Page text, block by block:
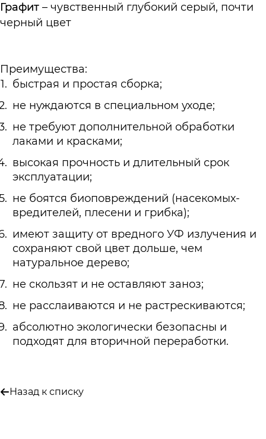
Графит – чувственный глубокий серый, почти
черный цвет
Преимущества:
быстрая и простая сборка;
не нуждаются в специальном уходе;
не требуют дополнительной обработки
лаками и красками;
высокая прочность и длительный срок
эксплуатации;
не боятся биоповреждений (насекомых-
вредителей, плесени и грибка);
имеют защиту от вредного УФ излучения и
сохраняют свой цвет дольше, чем
натуральное дерево;
не скользят и не оставляют заноз;
не расслаиваются и не растрескиваются;
абсолютно экологически безопасны и
подходят для вторичной переработки.
Назад к списку